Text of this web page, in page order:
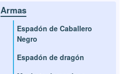
Armas
Espadón de Caballero
Negro
Espadón de dragón